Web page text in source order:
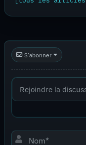
S’abonner